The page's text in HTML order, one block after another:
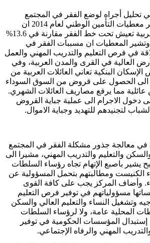
تحليل أجراه لوضع الفقر في المجتمع
العربي ومسبباته "تشير معطيات التأمين الوطني لعام 2014 ان
52.6% من العائلات العربية تعيش تحت خط الفقر مقارنة في 13.6%
وتشير المعطيات ان مسببات الفقر في
في فرص التعليم والتدريب المهني والعمل
العالية في القرى والمدن العربية، وفي
البنكية تعاني العائلات العربية من
الى الحصول على قروض من السوق السوداء
عائلية مما يرفع مصاريف العائلات الشهري.
دخول الاجرام الى عملية جباية القروض
لتجنيدهم للتهديد وجباية الاموال.
معالجة جذور مشكلة الفقر في المجتمع
والتعليم والتدريب المهني، مشيرا الى
يشير باصبع الإتهام تجاه رؤساء السلطات
الكنيست ومطالبتهم بتحمل المسؤولية عن
وأضاف المركز يجب على كافة القوى
مسؤولياتهم في توفير فرص التعليم
وتشغيل النساء والتعليم العالي والسكن
المحلية عامة، ولا لرؤساء السلطات
إستبدال المؤسسات الحكومية في توفير
المهني والرفاه الإجتماعي.